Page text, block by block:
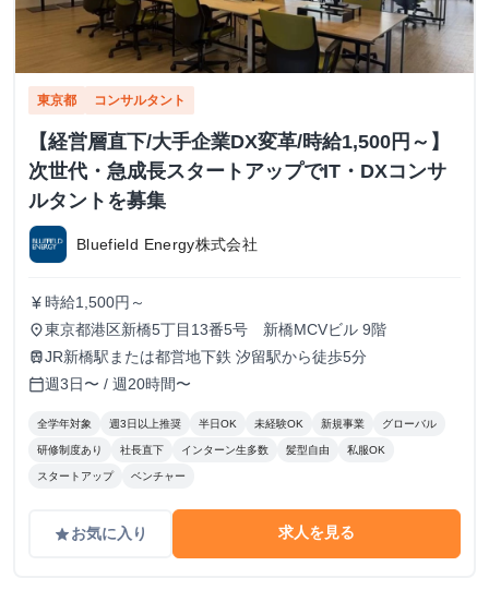
東京都 コンサルタント
【経営層直下/大手企業DX変革/時給1,500円～】
次世代・急成長スタートアップでIT・DXコンサ
ルタントを募集
Bluefield Energy株式会社
currency_yen 時給1,500円～
place東京都港区新橋5丁目13番5号 新橋MCVビル 9階
trainJR新橋駅または都営地下鉄 汐留駅から徒歩5分
calendar_today週3日〜 / 週20時間〜
全学年対象 週3日以上推奨 半日OK 未経験OK 新規事業 グローバル
研修制度あり 社長直下 インターン生多数 髪型自由 私服OK
スタートアップ ベンチャー
gradeお気に入り 求人を見る